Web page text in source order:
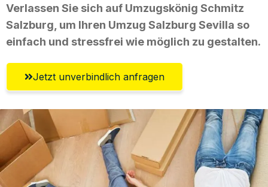
Verlassen Sie sich auf Umzugskönig Schmitz
Salzburg, um Ihren Umzug Salzburg Sevilla so
einfach und stressfrei wie möglich zu gestalten.
Jetzt unverbindlich anfragen